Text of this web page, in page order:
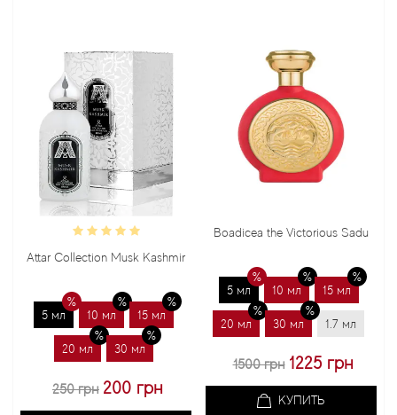
Attar Collection Musk Kashmir
5 мл 10 мл 15 мл
20 мл 30 мл
250 грн 200 грн
Boadicea the Victorious Sadu
5 мл 10 мл 15 мл
20 мл 30 мл 1.7 мл
1500 грн 1225 грн
КУПИТЬ